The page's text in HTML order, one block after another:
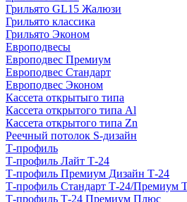
Грильято GL15 Жалюзи
Грильято классика
Грильято Эконом
Европодвесы
Европодвес Премиум
Европодвес Стандарт
Европодвес Эконом
Кассета открытыго типа
Кассета открытого типа Al
Кассета открытого типа Zn
Реечный потолок S-дизайн
Т-профиль
Т-профиль Лайт Т-24
Т-профиль Премиум Дизайн Т-24
Т-профиль Стандарт Т-24/Премиум
Т-профиль Т-24 Премиум Плюс